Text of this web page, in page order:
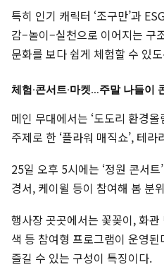
특히 인기 캐릭터 ‘조구만’과
감–놀이–실천으로 이어지는 구
문화를 보다 쉽게 체험할 수 있
체험·콘서트·마켓…주말 나들이
메인 무대에서는 ‘도도리 환경
주제로 한 ‘플라워 매직쇼’, 테
25일 오후 5시에는 ‘정원 콘서
경서, 케이윌 등이 참여해 봄 분
행사장 곳곳에서는 꽃꽂이, 화
색 등 참여형 프로그램이 운영
즐길 수 있는 구성이 특징이다.